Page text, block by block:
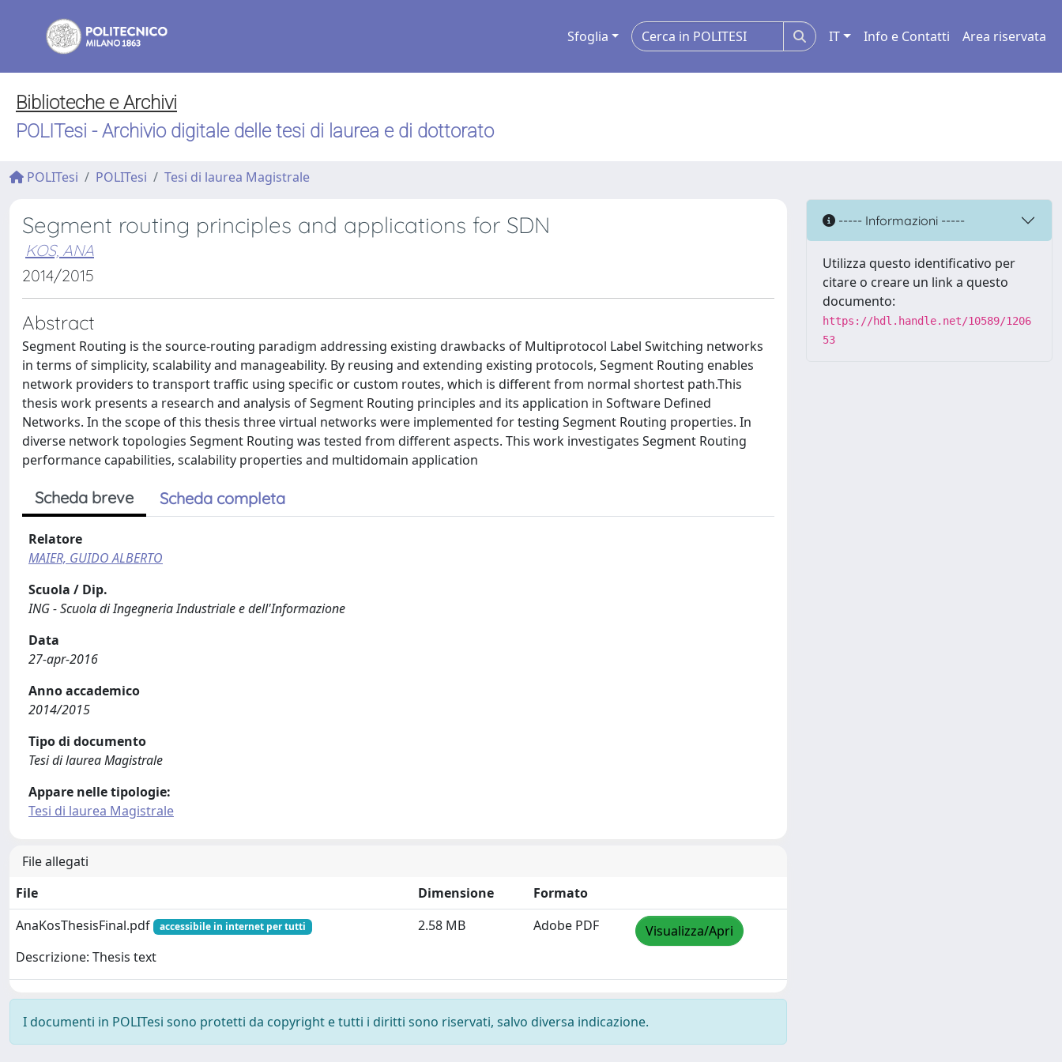
Sfoglia IT Info e Contatti Area riservata
Biblioteche e Archivi
POLITesi - Archivio digitale delle tesi di laurea e di dottorato
POLITesi POLITesi Tesi di laurea Magistrale
Segment routing principles and applications for SDN
KOS, ANA
2014/2015
Abstract
Segment Routing is the source-routing paradigm addressing existing drawbacks of Multiprotocol Label Switching networks
in terms of simplicity, scalability and manageability. By reusing and extending existing protocols, Segment Routing enables
network providers to transport traffic using specific or custom routes, which is different from normal shortest path.This
thesis work presents a research and analysis of Segment Routing principles and its application in Software Defined
Networks. In the scope of this thesis three virtual networks were implemented for testing Segment Routing properties. In
diverse network topologies Segment Routing was tested from different aspects. This work investigates Segment Routing
performance capabilities, scalability properties and multidomain application
Scheda breve Scheda completa
Relatore
MAIER, GUIDO ALBERTO
Scuola / Dip.
ING - Scuola di Ingegneria Industriale e dell'Informazione
Data
27-apr-2016
Anno accademico
2014/2015
Tipo di documento
Tesi di laurea Magistrale
Appare nelle tipologie:
Tesi di laurea Magistrale
File allegati
File
Dimensione
Formato
AnaKosThesisFinal.pdf
accessibile in internet per tutti
Descrizione: Thesis text
2.58 MB Adobe PDF Visualizza/Apri
I documenti in POLITesi sono protetti da copyright e tutti i diritti sono riservati, salvo diversa indicazione.
----- Informazioni -----
Utilizza questo identificativo per
citare o creare un link a questo
documento:
https://hdl.handle.net/10589/1206
53